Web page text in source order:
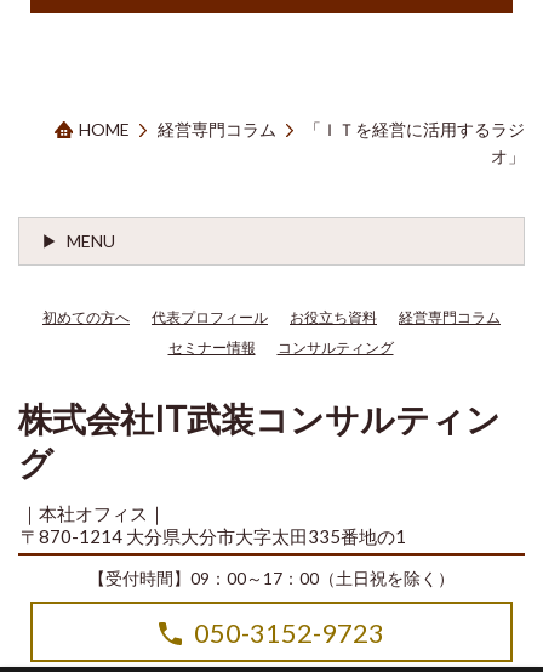
HOME 経営専門コラム
「ＩＴを経営に活用するラジ
オ」
MENU
初めての方へ 代表プロフィール お役立ち資料
経営専門コラム
セミナー情報
コンサルティング
株式会社IT武装コンサルティン
グ
｜本社オフィス｜
〒870-1214 大分県大分市大字太田335番地の1
【受付時間】09：00～17：00（土日祝を除く）
050-3152-9723